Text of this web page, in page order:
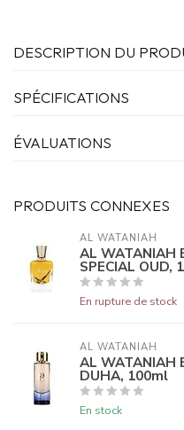
DESCRIPTION DU
SPÉCIFICATIONS
ÉVALUATIONS
PRODUITS CONNEXES
AL WATANIAH
AL WATANIAH
SPECIAL OUD,
En rupture de stock
AL WATANIAH
AL WATANIAH
DUHA, 100ml
En stock